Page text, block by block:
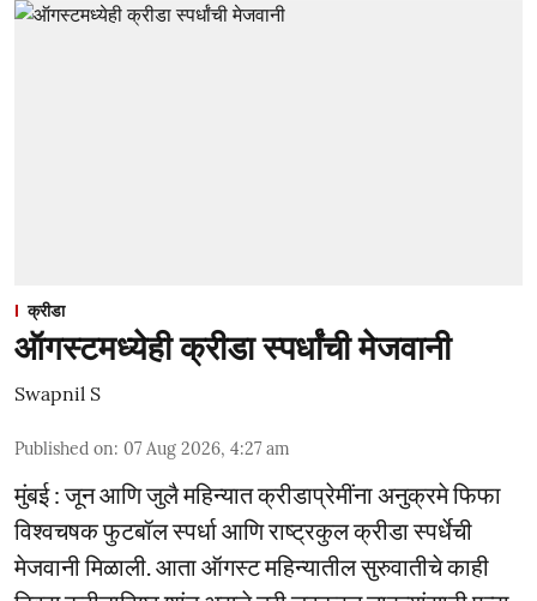
क्रीडा
ऑगस्टमध्येही क्रीडा स्पर्धांची मेजवानी
Swapnil S
Published on: 07 Aug 2026, 4:27 am
मुंबई : जून आणि जुलै महिन्यात क्रीडाप्रेमींना अनुक्रमे फिफा
विश्वचषक फुटबॉल स्पर्धा आणि राष्ट्रकुल क्रीडा स्पर्धेची
मेजवानी मिळाली. आता ऑगस्ट महिन्यातील सुरुवातीचे काही